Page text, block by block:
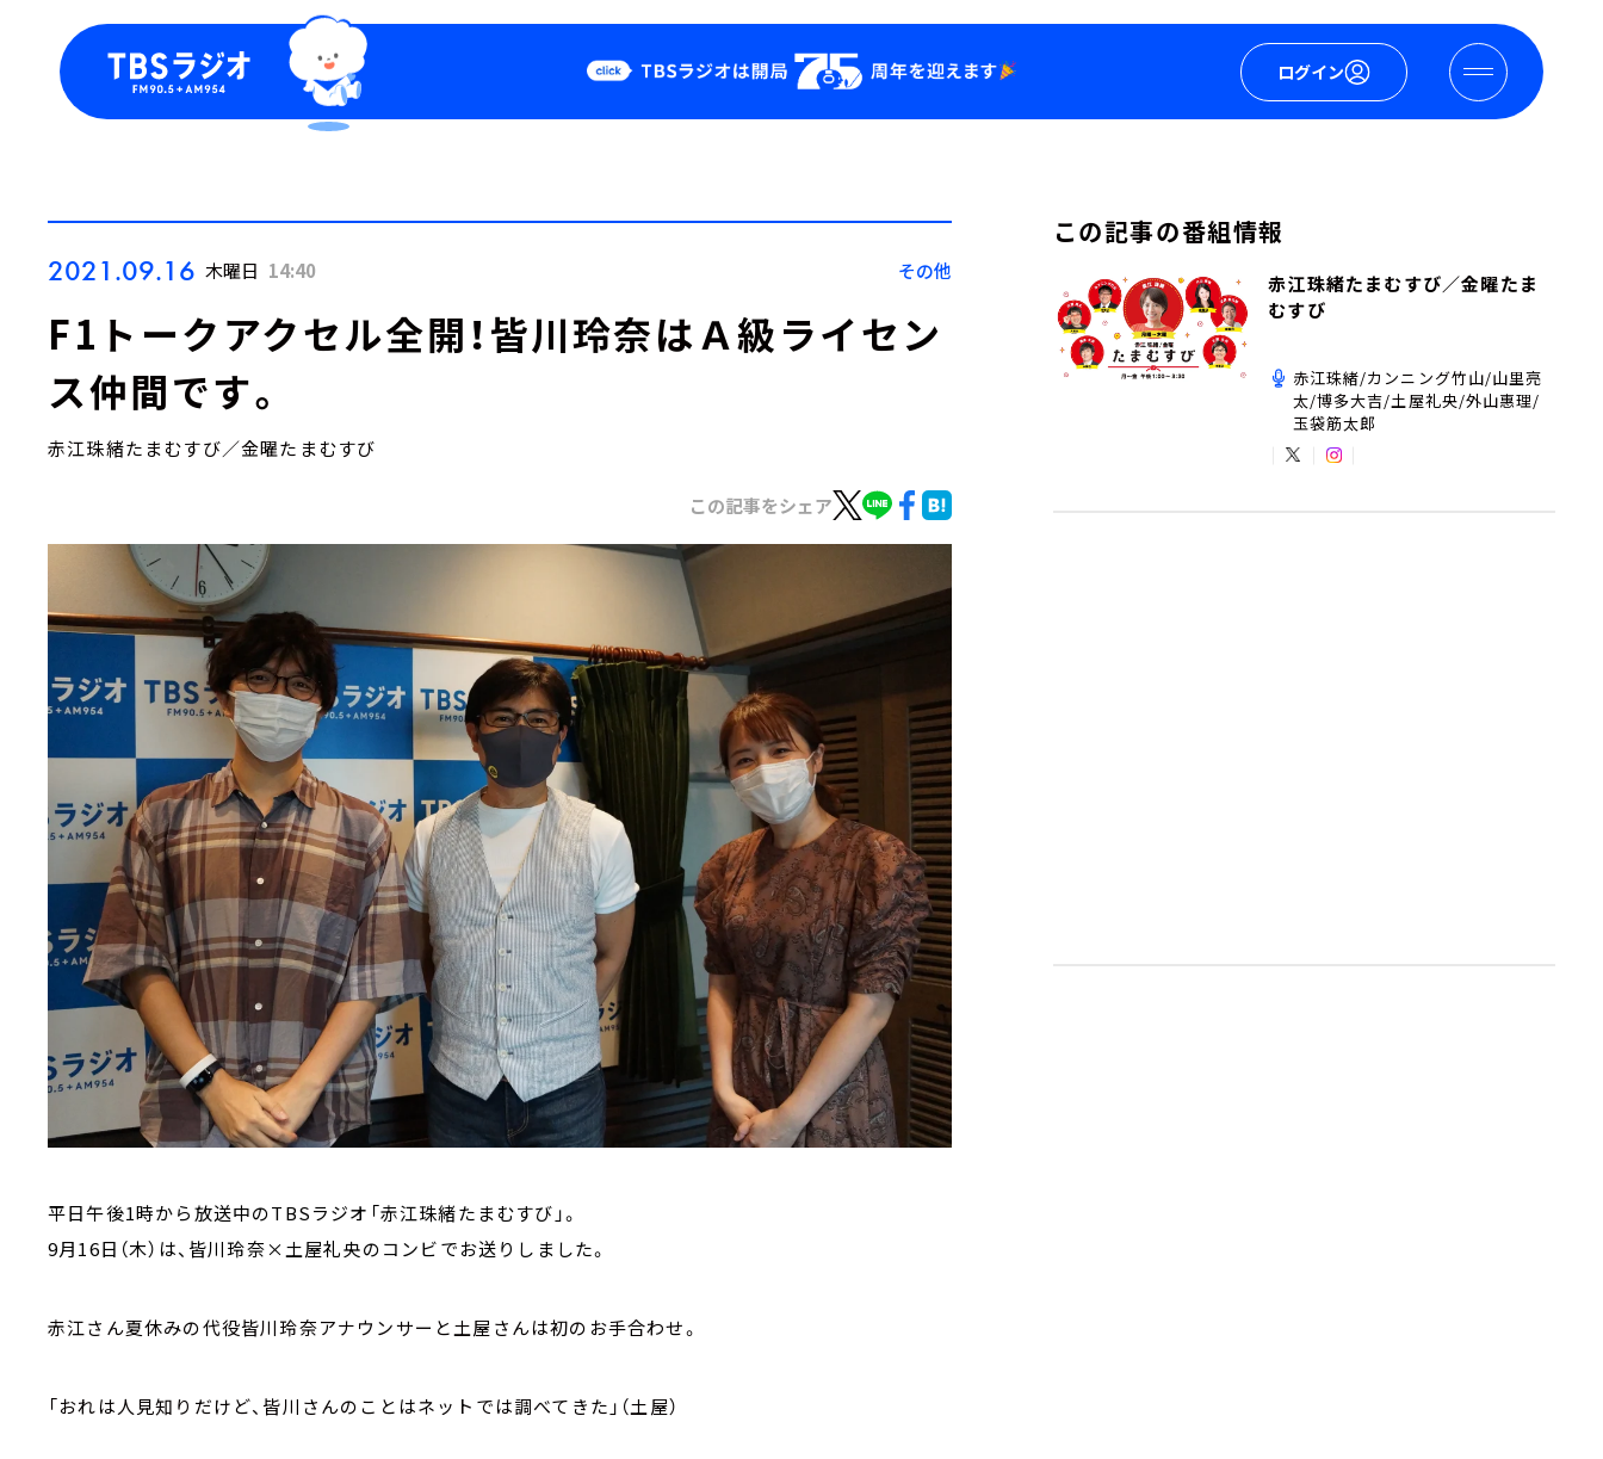
ログイン
Podcast
YouTube
2021.09.16 木曜日 14:40 その他
F1トークアクセル全開！皆川玲奈はＡ級ライセン
ス仲間です。
赤江珠緒たまむすび／金曜たまむすび
この記事をシェア
平日午後1時から放送中のTBSラジオ「赤江珠緒たまむすび」。
9月16日（木）は、皆川玲奈×土屋礼央のコンビでお送りしました。
赤江さん夏休みの代役皆川玲奈アナウンサーと土屋さんは初のお手合わせ。
「おれは人見知りだけど、皆川さんのことはネットでは調べてきた」（土屋）
この記事の番組情報
赤江珠緒たまむすび／金曜たま
むすび
赤江珠緒/カンニング竹山/山里亮
太/博多大吉/土屋礼央/外山惠理/
玉袋筋太郎